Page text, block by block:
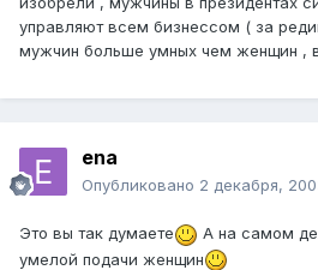
управляют всем бизнессом ( за
мужчин больше умных чем женщин ,
ena
Опубликовано 2 декабря,
Это вы так думаете
А на самом
умелой подачи женщин